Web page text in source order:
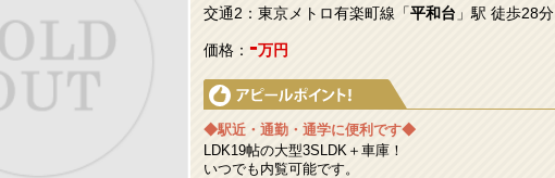
交通2：東京メトロ有楽町線「平和台 」駅 徒歩28分
価格： -万円
◆駅近・通勤・通学に便利です◆
LDK19帖の大型3SLDK＋車庫！
いつでも内覧可能です。